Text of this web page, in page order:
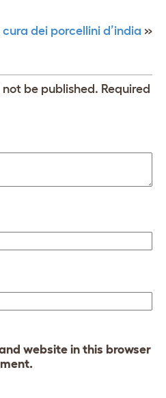
dei porcellini d’india »
be published. Required
website in this browser